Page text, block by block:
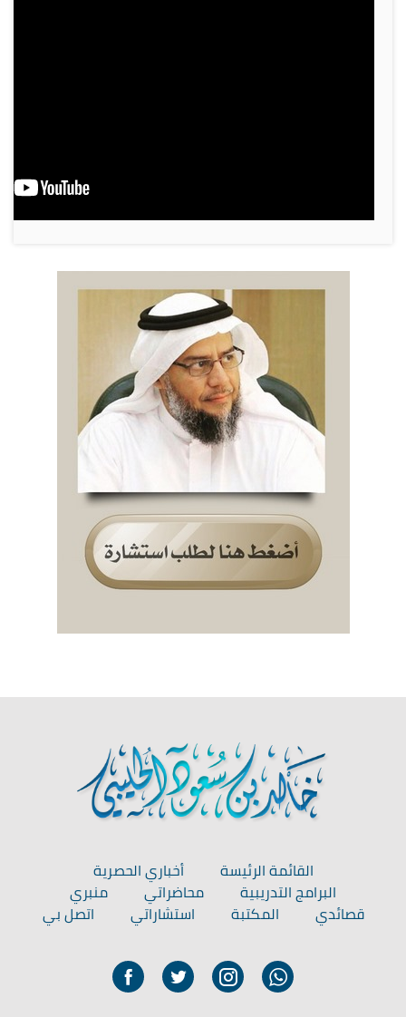
القائمة الرئيسة
أخباري الحصرية
البرامج التدريبية
محاضراتي
منبري
قصائدي
المكتبة استشاراتي اتصل بي